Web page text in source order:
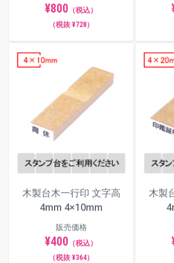
¥800 （税込）
（税抜 ¥728）
木製台木一行印 文字高
4mm 4×10mm
販売価格
¥400 （税込）
（税抜 ¥364）
木製